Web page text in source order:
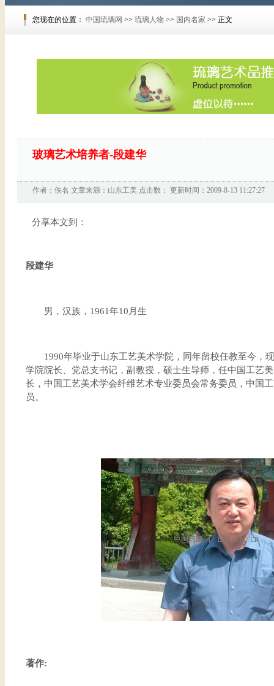
您现在的位置： 中国琉璃网 >> 琉璃人物 >> 国内名家 >> 正文
玻璃艺术培养者-段建华
作者：佚名 文章来源： 山东工美 点击数： 更新时间：2009-8-13 11:27:27
分享本文到：
段建华
男，汉族，1961年10月生
1990年毕业于山东工艺美术学院，同年留校任教至今，
学院院长、党总支书记，副教授，硕士生导师，任中国工艺
长，中国工艺美术学会纤维艺术专业委员会常务委员，中国
员。
著作: